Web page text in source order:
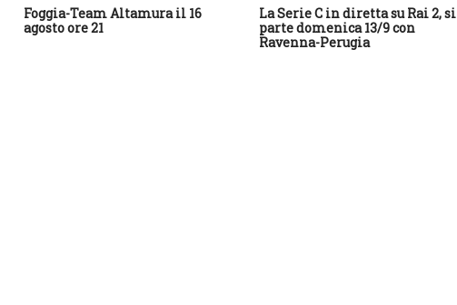
Foggia-Team Altamura il 16
agosto ore 21
La Serie C in diretta su Rai 2, si
parte domenica 13/9 con
Ravenna-Perugia